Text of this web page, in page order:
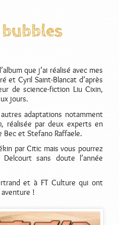
que j’ai réalisé avec mes
et Cyril Saint-Blancat d’après
de science-fiction Liu Cixin,
jours.
adaptations notamment
, réalisée par deux experts en
et Stefano Raffaele.
par Citic mais vous pourrez
sans doute l’année
et à FT Culture qui ont
!